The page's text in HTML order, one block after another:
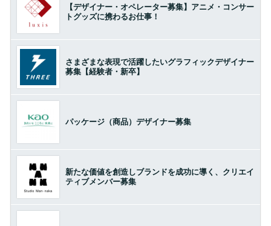
【デザイナー・オペレーター募集】アニメ・コンサー
トグッズに携わるお仕事！
さまざまな表現で活躍したいグラフィックデザイナー
募集【経験者・新卒】
パッケージ（商品）デザイナー募集
新たな価値を創造しブランドを成功に導く、クリエイ
ティブメンバー募集